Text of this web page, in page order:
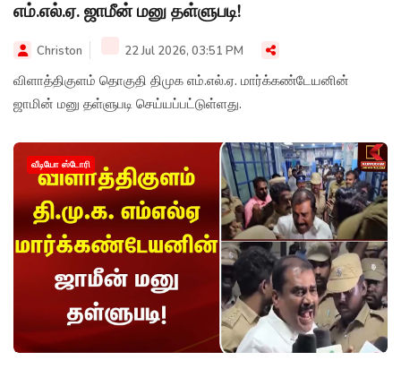
எம்.எல்.ஏ. ஜாமீன் மனு தள்ளுபடி!
Christon 22 Jul 2026, 03:51 PM
விளாத்திகுளம் தொகுதி திமுக எம்.எல்.ஏ. மார்க்கண்டேயனின்
ஜாமின் மனு தள்ளுபடி செய்யப்பட்டுள்ளது.
வீடியோ ஸ்டோரி